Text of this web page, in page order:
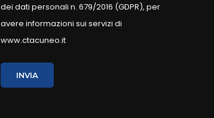
dei dati personali n. 679/2016 (GDPR), per
avere informazioni sui servizi di
www.ctacuneo.it